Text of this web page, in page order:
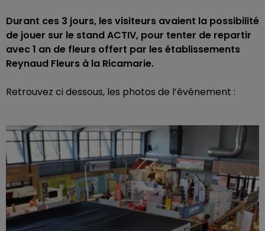
Durant ces 3 jours, les visiteurs avaient la possibilité
de jouer sur le stand ACTIV, pour tenter de repartir
avec 1 an de fleurs offert par les établissements
Reynaud Fleurs à la Ricamarie.
Retrouvez ci dessous, les photos de l’événement :